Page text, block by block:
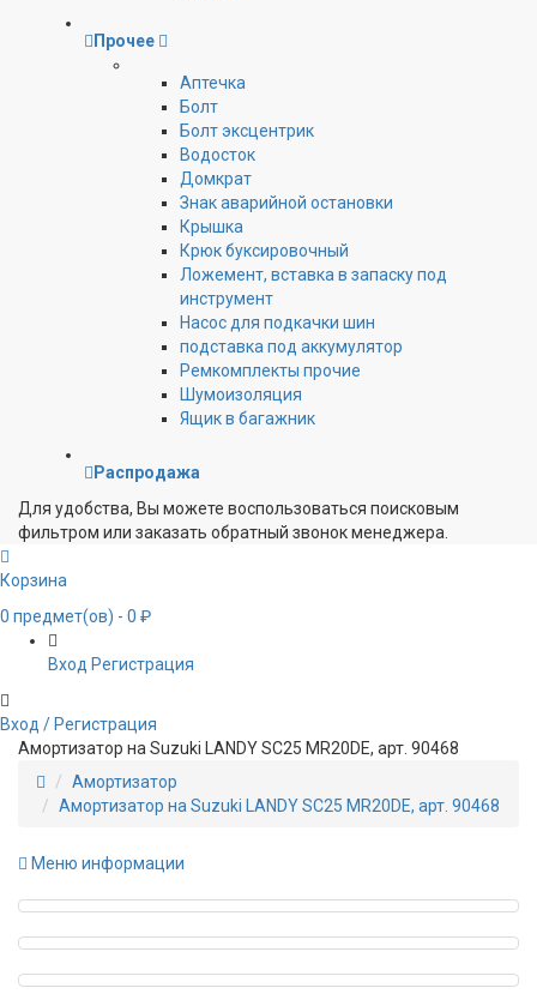
Прочее
Аптечка
Болт
Болт эксцентрик
Водосток
Домкрат
Знак аварийной остановки
Крышка
Крюк буксировочный
Ложемент, вставка в запаску под
инструмент
Насос для подкачки шин
подставка под аккумулятор
Ремкомплекты прочие
Шумоизоляция
Ящик в багажник
Распродажа
Для удобства, Вы можете воспользоваться поисковым
фильтром или заказать обратный звонок менеджера.
Корзина
0 предмет(ов) - 0 ₽
Вход Регистрация
Вход / Регистрация
Амортизатор на Suzuki LANDY SC25 MR20DE, арт. 90468
Амортизатор
Амортизатор на Suzuki LANDY SC25 MR20DE, арт. 90468
Меню информации